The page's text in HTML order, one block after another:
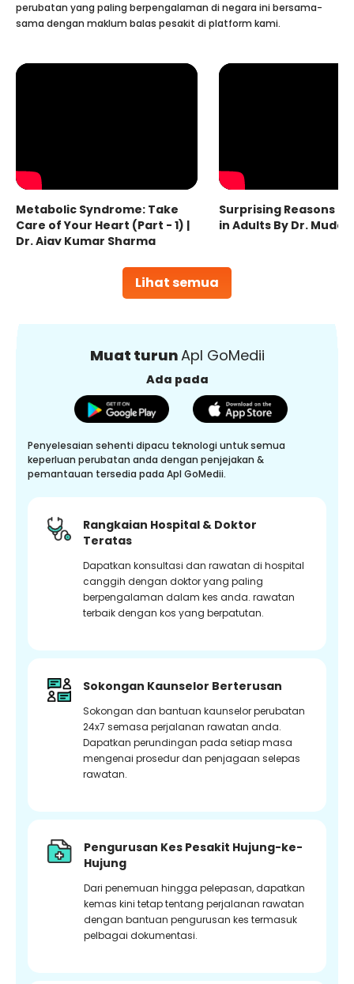
Lihat semua
perubatan yang paling berpengalaman di negara ini bersama-
sama dengan maklum balas pesakit di platform kami.
Metabolic Syndrome: Take
Care of Your Heart (Part - 1) |
Dr. Ajay Kumar Sharma
Surprising Reasons
in Adults By Dr.
Muat turunApl GoMedii
Ada pada
Penyelesaian sehenti dipacu teknologi untuk semua
keperluan perubatan anda dengan penjejakan &
pemantauan tersedia pada Apl GoMedii.
Rangkaian Hospital & Doktor
Teratas
Dapatkan konsultasi dan rawatan di hospital
canggih dengan doktor yang paling
berpengalaman dalam kes anda. rawatan
terbaik dengan kos yang berpatutan.
Sokongan Kaunselor Berterusan
Sokongan dan bantuan kaunselor perubatan
24x7 semasa perjalanan rawatan anda.
Dapatkan perundingan pada setiap masa
mengenai prosedur dan penjagaan selepas
rawatan.
Pengurusan Kes Pesakit Hujung-ke-
Hujung
Dari penemuan hingga pelepasan, dapatkan
kemas kini tetap tentang perjalanan rawatan
dengan bantuan pengurusan kes termasuk
pelbagai dokumentasi.